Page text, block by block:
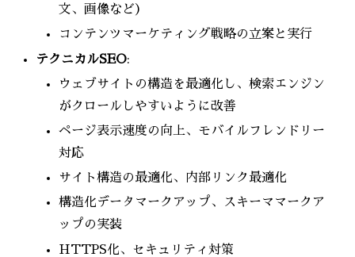
文、画像など）
コンテンツマーケティング戦略の立案と実行
テクニカルSEO:
ウェブサイトの構造を最適化し、検索エンジン
がクロールしやすいように改善
ページ表示速度の向上、モバイルフレンドリー
対応
サイト構造の最適化、内部リンク最適化
構造化データマークアップ、スキーママークア
ップの実装
HTTPS化、セキュリティ対策